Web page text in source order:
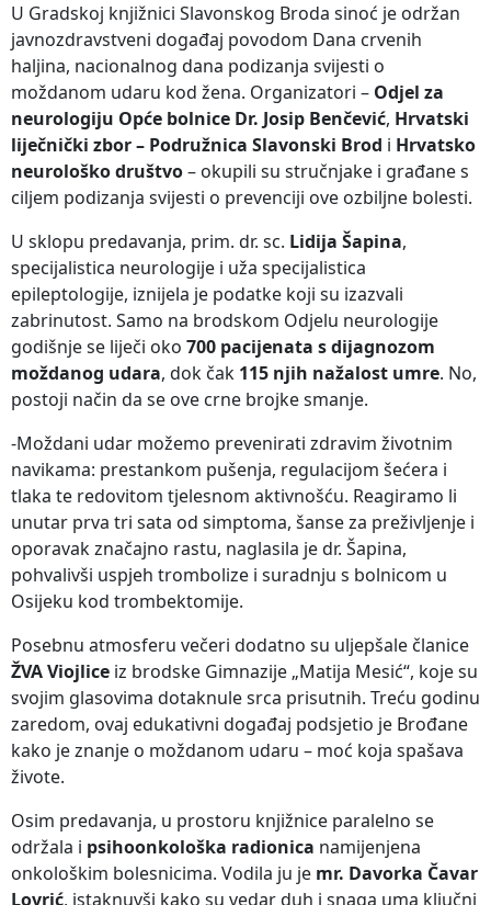
U Gradskoj knjižnici Slavonskog Broda sinoć je održan
javnozdravstveni događaj povodom Dana crvenih
haljina, nacionalnog dana podizanja svijesti o
moždanom udaru kod žena. Organizatori – Odjel za
neurologiju Opće bolnice Dr. Josip Benčević, Hrvatski
liječnički zbor – Podružnica Slavonski Brod i Hrvatsko
neurološko društvo– okupili su stručnjake i građane s
ciljem podizanja svijesti o prevenciji ove ozbiljne bolesti.
U sklopu predavanja, prim. dr. sc. Lidija Šapina,
specijalistica neurologije i uža specijalistica
epileptologije, iznijela je podatke koji su izazvali
zabrinutost. Samo na brodskom Odjelu neurologije
godišnje se liječi oko 700 pacijenata s dijagnozom
moždanog udara, dok čak 115 njih nažalost umre. No,
postoji način da se ove crne brojke smanje.
-Moždani udar možemo prevenirati zdravim životnim
navikama: prestankom pušenja, regulacijom šećera i
tlaka te redovitom tjelesnom aktivnošću. Reagiramo li
unutar prva tri sata od simptoma, šanse za preživljenje i
oporavak značajno rastu, naglasila je dr. Šapina,
pohvalivši uspjeh trombolize i suradnju s bolnicom u
Osijeku kod trombektomije.
Posebnu atmosferu večeri dodatno su uljepšale članice
ŽVA Viojlice iz brodske Gimnazije „Matija Mesić“, koje su
svojim glasovima dotaknule srca prisutnih. Treću godinu
zaredom, ovaj edukativni događaj podsjetio je Brođane
kako je znanje o moždanom udaru – moć koja spašava
živote.
Osim predavanja, u prostoru knjižnice paralelno se
održala i psihoonkološka radionica namijenjena
onkološkim bolesnicima. Vodila ju je mr. Davorka Čavar
Lovrić, istaknuvši kako su vedar duh i snaga uma ključni